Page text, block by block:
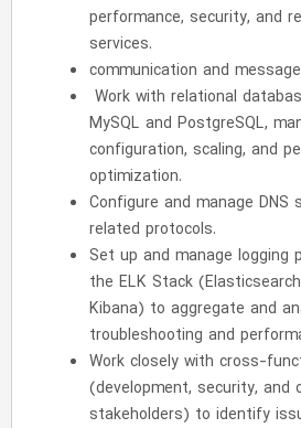
performance, security, and
services.
communication and
Work with relational
MySQL and PostgreSQL,
configuration, scaling, and
optimization.
Configure and manage DNS
related protocols.
Set up and manage logging
the ELK Stack
Kibana) to aggregate and
troubleshooting and
Work closely with cross-
(development, security, and
stakeholders) to identify